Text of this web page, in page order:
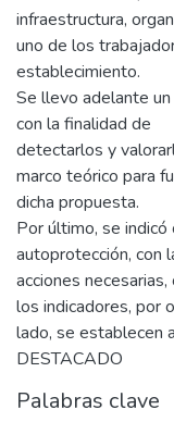
infraestructura,
uno de los
establecimiento.
Se llevo adelante
con la finalidad de
detectarlos y
marco teórico para
dicha propuesta.
Por último, se
autoprotección, con
acciones
los indicadores, por
lado, se establecen
DESTACADO
Palabras clave